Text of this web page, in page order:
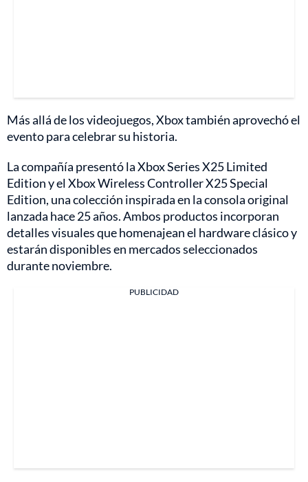
Más allá de los videojuegos, Xbox también aprovechó el
evento para celebrar su historia.
La compañía presentó la Xbox Series X25 Limited
Edition y el Xbox Wireless Controller X25 Special
Edition, una colección inspirada en la consola original
lanzada hace 25 años. Ambos productos incorporan
detalles visuales que homenajean el hardware clásico y
estarán disponibles en mercados seleccionados
durante noviembre.
PUBLICIDAD